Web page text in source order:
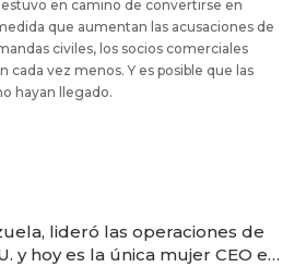
en camino de convertirse en
que aumentan las acusaciones de
civiles, los socios comerciales
cada vez menos. Y es posible que las
hayan llegado.
lideró las operaciones de
y hoy es la única mujer CEO en